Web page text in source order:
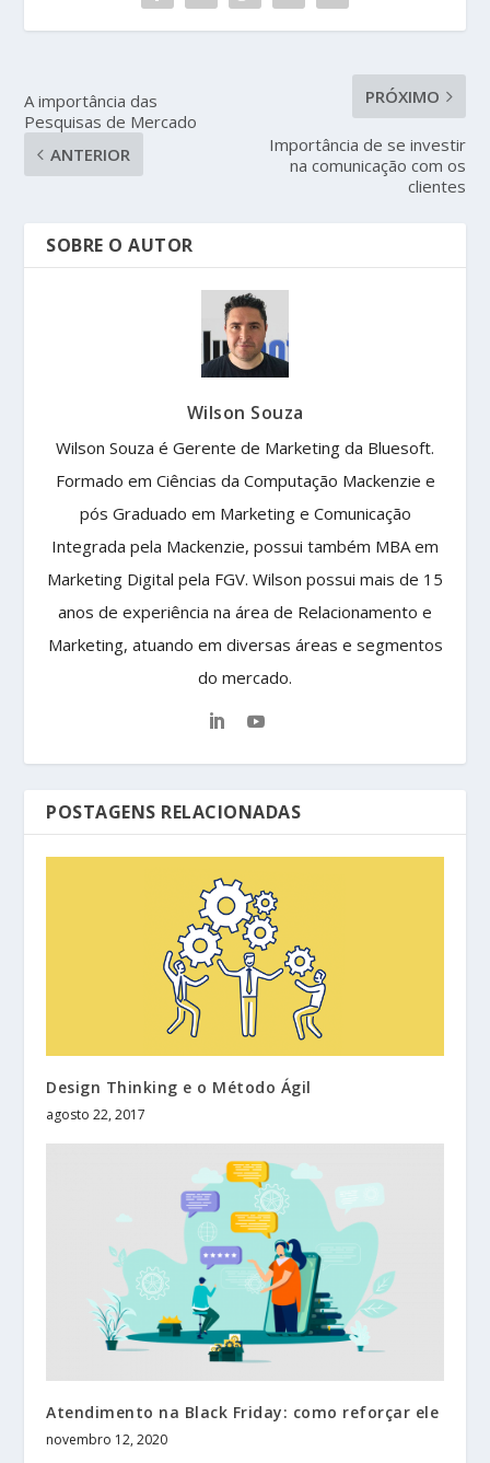
A importância das
Pesquisas de Mercado
ANTERIOR
PRÓXIMO
Importância de se investir
na comunicação com os
clientes
SOBRE O AUTOR
Wilson Souza
Wilson Souza é Gerente de Marketing da Bluesoft.
Formado em Ciências da Computação Mackenzie e
pós Graduado em Marketing e Comunicação
Integrada pela Mackenzie, possui também MBA em
Marketing Digital pela FGV. Wilson possui mais de 15
anos de experiência na área de Relacionamento e
Marketing, atuando em diversas áreas e segmentos
do mercado.
POSTAGENS RELACIONADAS
Design Thinking e o Método Ágil
agosto 22, 2017
Atendimento na Black Friday: como reforçar ele
novembro 12, 2020